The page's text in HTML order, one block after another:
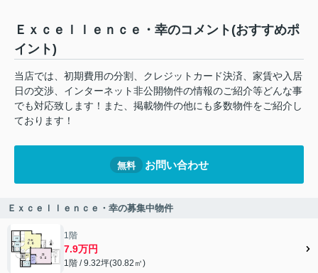
Ｅｘｃｅｌｌｅｎｃｅ・幸のコメント(おすすめポ
イント)
当店では、初期費用の分割、クレジットカード決済、家賃や入居
日の交渉、インターネット非公開物件の情報のご紹介等どんな事
でも対応致します！また、掲載物件の他にも多数物件をご紹介し
ております！
無料 お問い合わせ
Ｅｘｃｅｌｌｅｎｃｅ・幸の募集中物件
1階
7.9万円
1階 / 9.32坪(30.82㎡)